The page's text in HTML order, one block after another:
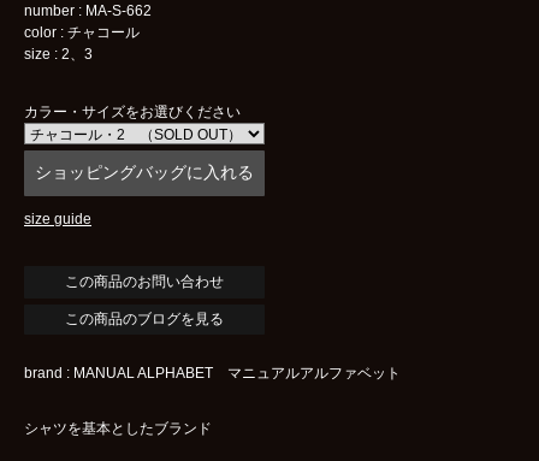
number : MA-S-662
color : チャコール
size : 2、3
カラー・サイズをお選びください
size guide
この商品のブログを見る
brand : MANUAL ALPHABET マニュアルアルファベット
シャツを基本としたブランド